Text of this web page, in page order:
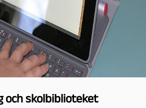
och skolbiblioteket